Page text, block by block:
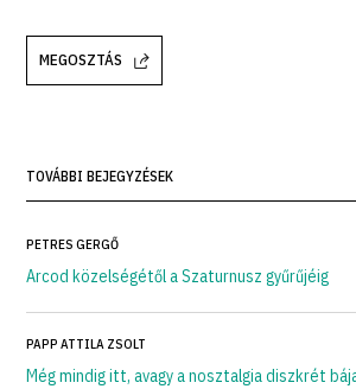
MEGOSZTÁS
TOVÁBBI BEJEGYZÉSEK
PETRES GERGŐ
Arcod közelségétől a Szaturnusz gyűrűjéig
PAPP ATTILA ZSOLT
Még mindig itt, avagy a nosztalgia diszkrét